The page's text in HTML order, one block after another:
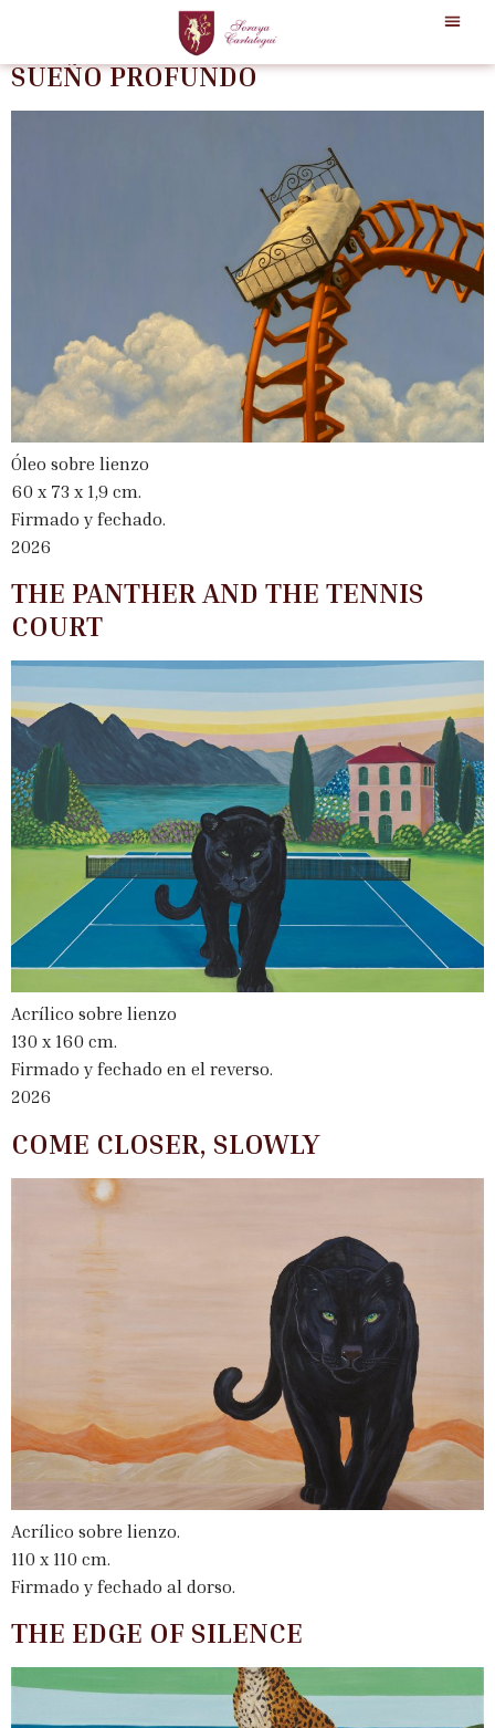
Soraya
SUEÑO PROFUNDO
Óleo sobre lienzo
60 x 73 x 1,9 cm.
Firmado y fechado.
2026
THE PANTHER AND THE TENNIS
COURT
Acrílico sobre lienzo
130 x 160 cm.
Firmado y fechado en el reverso.
2026
COME CLOSER, SLOWLY
Acrílico sobre lienzo.
110 x 110 cm.
Firmado y fechado al dorso.
THE EDGE OF SILENCE